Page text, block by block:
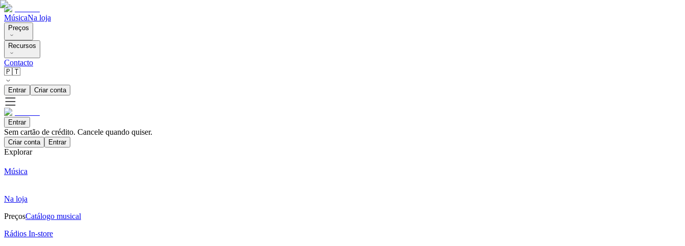
MúsicaNa loja
Preços
Recursos
Contacto
🇵🇹
Entrar Criar conta
Entrar
Sem cartão de crédito. Cancele quando quiser.
Criar conta Entrar
Explorar
Música
Na loja
PreçosCatálogo musical
Rádios In-store